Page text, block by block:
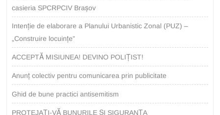
casieria SPCRPCIV Brașov
Intenție de elaborare a Planului Urbanistic Zonal (PUZ) –
„Construire locuințe”
ACCEPTĂ MISIUNEA! DEVINO POLIȚIST!
Anunț colectiv pentru comunicarea prin publicitate
Ghid de bune practici antisemitism
PROTEJAȚI-VĂ BUNURILE ȘI SIGURANȚA